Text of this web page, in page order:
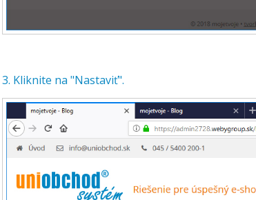
3. Kliknite na "Nastaviť".